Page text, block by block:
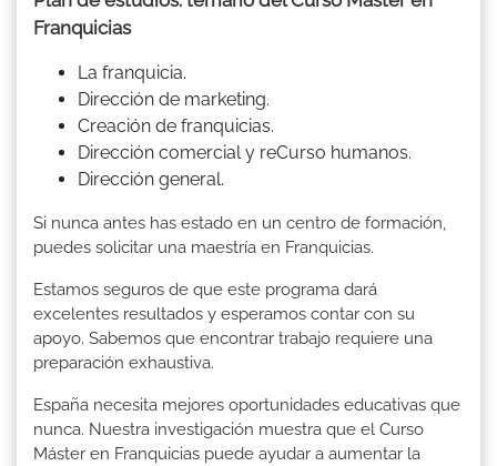
Franquicias
La franquicia.
Dirección de marketing.
Creación de franquicias.
Dirección comercial y reCurso humanos.
Dirección general.
Si nunca antes has estado en un centro de formación,
puedes solicitar una maestría en Franquicias.
Estamos seguros de que este programa dará
excelentes resultados y esperamos contar con su
apoyo. Sabemos que encontrar trabajo requiere una
preparación exhaustiva.
España necesita mejores oportunidades educativas que
nunca. Nuestra investigación muestra que el Curso
Máster en Franquicias puede ayudar a aumentar la